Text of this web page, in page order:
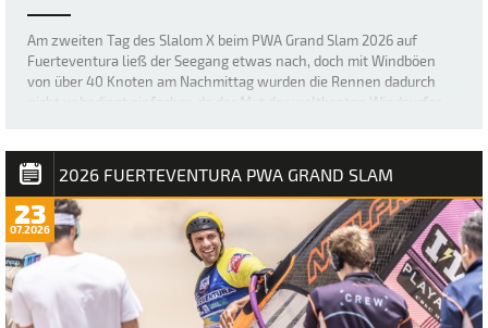
Am zweiten Tag des Slalom X beim PWA Grand Slam 2026 auf
Fuerteventura ließ der Seegang etwas nach, doch mit Windböen
von über 40 Knoten am Nachmittag wurden die Rennen dadurch
nicht unbedingt einfacher, da der Mut der weltbesten Windsurfer
2026 FUERTEVENTURA PWA GRAND SLAM
23
07.2026